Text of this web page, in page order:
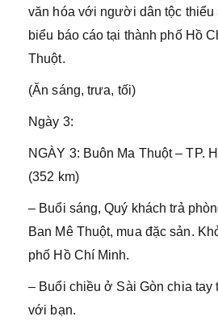
văn hóa với người dân tộc thiểu
biểu báo cáo tại thành phố Hồ
Thuột.
(Ăn sáng, trưa, tối)
Ngày 3:
NGÀY 3: Buôn Ma Thuột – TP.
(352 km)
– Buổi sáng, Quý khách trả
Ban Mê Thuột, mua đặc sản.
phố Hồ Chí Minh.
– Buổi chiều ở Sài Gòn chia tay
với bạn.